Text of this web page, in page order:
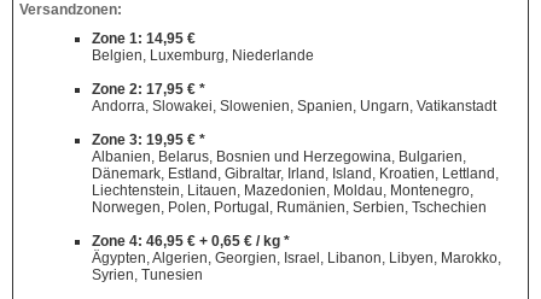
Versandzonen:
Zone 1: 14,95 €
Belgien, Luxemburg, Niederlande
Zone 2: 17,95 € *
Andorra, Slowakei, Slowenien, Spanien, Ungarn, Vatikanstadt
Zone 3: 19,95 € *
Albanien, Belarus, Bosnien und Herzegowina, Bulgarien,
Dänemark, Estland, Gibraltar, Irland, Island, Kroatien, Lettland,
Liechtenstein, Litauen, Mazedonien, Moldau, Montenegro,
Norwegen, Polen, Portugal, Rumänien, Serbien, Tschechien
Zone 4: 46,95 € + 0,65 € / kg *
Ägypten, Algerien, Georgien, Israel, Libanon, Libyen, Marokko,
Syrien, Tunesien